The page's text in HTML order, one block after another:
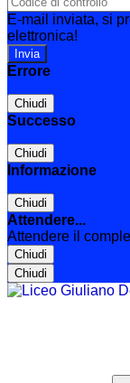
E-mail inviata, si
elettronica!
Errore
Chiudi
Successo
Chiudi
Informazione
Chiudi
Attendere...
Attendere il
Chiudi
Chiudi